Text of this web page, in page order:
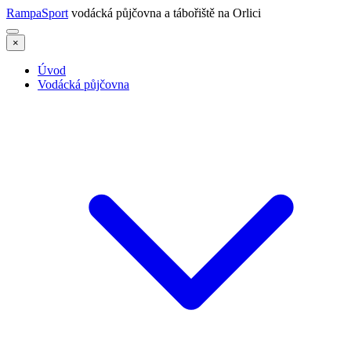
RampaSport vodácká půjčovna a tábořiště na Orlici
×
Úvod
Vodácká půjčovna